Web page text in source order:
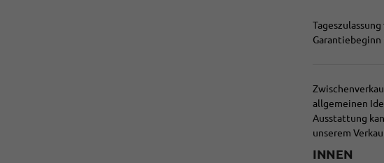
Garantiebeginn
allgemeinen
Ausstattung
unserem
INNEN